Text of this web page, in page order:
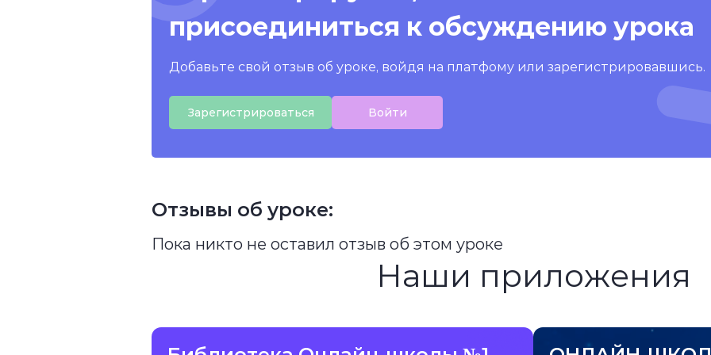
присоединиться к обсуждению урока
Добавьте свой отзыв об уроке, войдя на платфому или зарегистрировавшись.
Зарегистрироваться Войти
Отзывы об уроке:
Пока никто не оставил отзыв об этом уроке
Наши приложения